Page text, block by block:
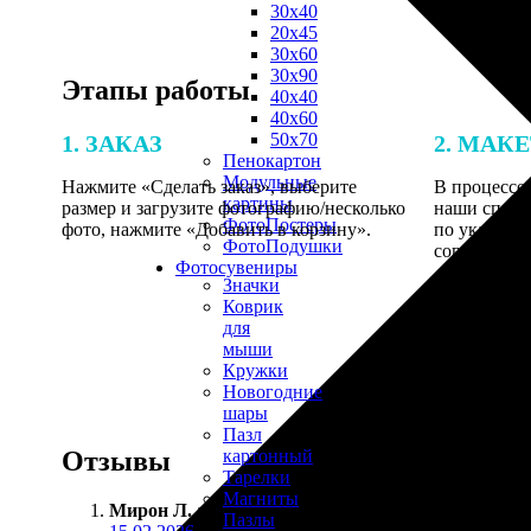
30х40
20х45
30х60
30х90
40х40
40х60
50х70
Пенокартон
Модульные
картины
ФотоПостеры
ФотоПодушки
Фотоcувениры
Значки
Коврик
для
мыши
Кружки
Новогодние
шары
Пазл
картонный
Тарелки
Магниты
Пазлы
Этапы работы
1. ЗАКАЗ
Нажмите «Сделать заказ», выберите
размер и загрузите фотографию/несколько
фото, нажмите «Добавить в корзину».
2.
В процессе
наши
по
Отзывы
Мирон Л. :